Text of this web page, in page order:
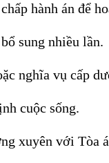
hành án để
sung nhiều lần.
nghĩa vụ cấp
cuộc sống.
xuyên với Tòa